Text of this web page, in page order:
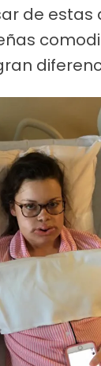
de estas